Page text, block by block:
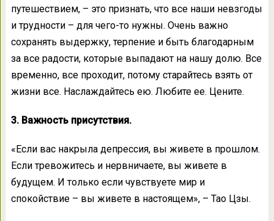
путешествием, – это признать, что все наши невзгоды
и трудности – для чего-то нужны. Очень важно
сохранять выдержку, терпение и быть благодарным
за все радости, которые выпадают на нашу долю. Все
временно, все проходит, потому старайтесь взять от
жизни все. Наслаждайтесь ею. Любите ее. Цените.
3. Важность присутствия.
«Если вас накрыла депрессия, вы живете в прошлом.
Если тревожитесь и нервничаете, вы живете в
будущем. И только если чувствуете мир и
спокойствие – вы живете в настоящем», – Тао Цзы.